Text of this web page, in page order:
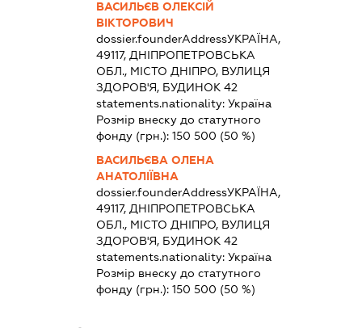
ВАСИЛЬЄВ ОЛЕКСІЙ
ВІКТОРОВИЧ
dossier.founderAddressУКРАЇНА,
49117, ДНІПРОПЕТРОВСЬКА
ОБЛ., МІСТО ДНІПРО, ВУЛИЦЯ
ЗДОРОВ'Я, БУДИНОК 42
statements.nationality:Україна
Розмір внеску до статутного
фонду (грн.):150 500 (50 %)
ВАСИЛЬЄВА ОЛЕНА
АНАТОЛІЇВНА
dossier.founderAddressУКРАЇНА,
49117, ДНІПРОПЕТРОВСЬКА
ОБЛ., МІСТО ДНІПРО, ВУЛИЦЯ
ЗДОРОВ'Я, БУДИНОК 42
statements.nationality:Україна
Розмір внеску до статутного
фонду (грн.):150 500 (50 %)